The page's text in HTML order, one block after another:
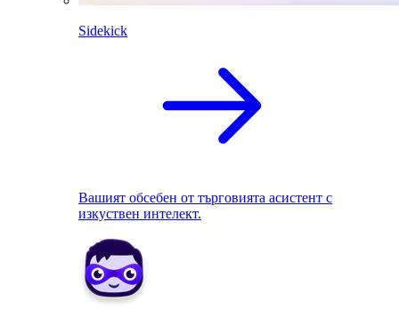
Sidekick
Вашият обсебен от търговията асистент с
изкуствен интелект.